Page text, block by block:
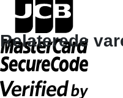
Relaterede